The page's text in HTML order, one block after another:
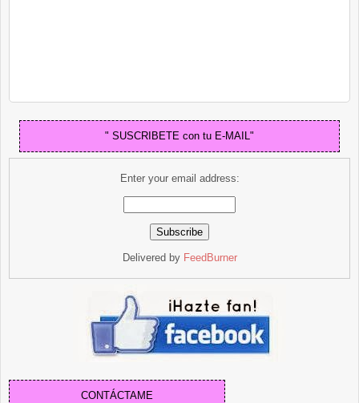
" SUSCRIBETE con tu E-MAIL"
Enter your email address:
Delivered by FeedBurner
CONTÁCTAME